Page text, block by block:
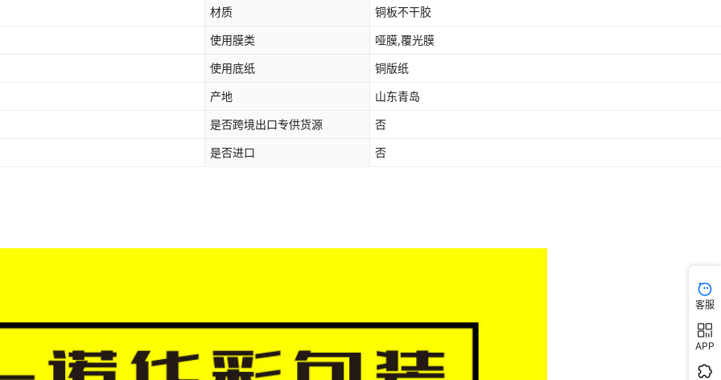
材质 铜板不干胶
使用膜类 哑膜,覆光膜
使用底纸 铜版纸
产地 山东青岛
是否跨境出口专供货源 否
是否进口 否
客服
APP